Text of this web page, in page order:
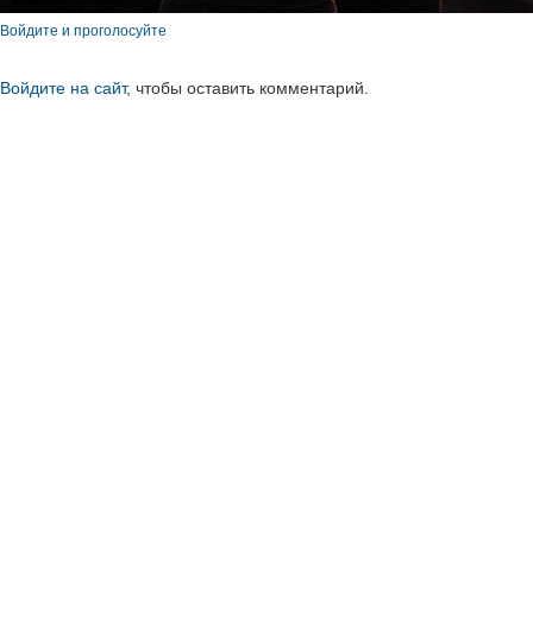
Войдите и проголосуйте
Войдите на сайт, чтобы оставить комментарий.